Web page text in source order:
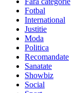
Fotbal
International
Justitie
Moda
Politica
Recomandate
Sanatate
Showbiz
Social